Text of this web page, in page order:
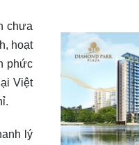
chưa
hoạt
phức
Việt
lý